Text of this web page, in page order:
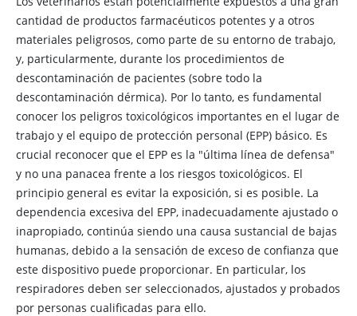
cantidad de productos farmacéuticos potentes y a otros
materiales peligrosos, como parte de su entorno de trabajo,
y, particularmente, durante los procedimientos de
descontaminación de pacientes (sobre todo la
descontaminación dérmica). Por lo tanto, es fundamental
conocer los peligros toxicológicos importantes en el lugar de
trabajo y el equipo de protección personal (EPP) básico. Es
crucial reconocer que el EPP es la "última línea de defensa"
y no una panacea frente a los riesgos toxicológicos. El
principio general es evitar la exposición, si es posible. La
dependencia excesiva del EPP, inadecuadamente ajustado o
inapropiado, continúa siendo una causa sustancial de bajas
humanas, debido a la sensación de exceso de confianza que
este dispositivo puede proporcionar. En particular, los
respiradores deben ser seleccionados, ajustados y probados
por personas cualificadas para ello.